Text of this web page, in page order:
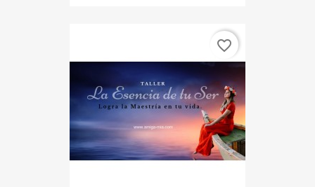
favorite_border